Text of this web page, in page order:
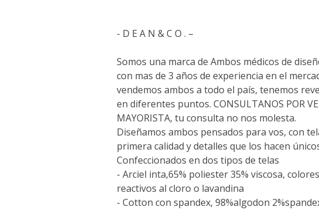
- D E A N & C O . –
Somos una marca de Ambos médicos de
con mas de 3 años de experiencia en el
vendemos ambos a todo el país, tenemos
en diferentes puntos. CONSULTANOS POR
MAYORISTA, tu consulta no nos molesta.
Diseñamos ambos pensados para vos, con
primera calidad y detalles que los hacen
Confeccionados en dos tipos de telas
- Arciel inta,65% poliester 35% viscosa,
reactivos al cloro o lavandina
- Cotton con spandex, 98%algodon